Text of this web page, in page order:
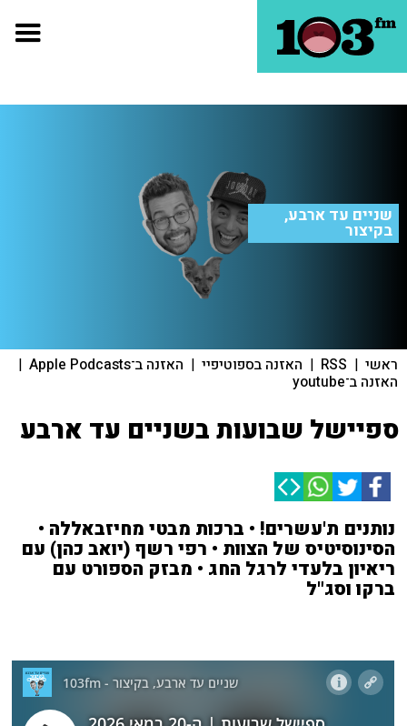
שניים עד ארבע,
בקיצור
ראשי |
RSS
| האזנה בספוטיפיי | האזנה ב־Apple Podcasts |
האזנה ב־youtube
ספיישל שבועות בשניים עד ארבע
נותנים ת'עשרים! • ברכות מבטי מחיזבאללה •
הסינוסיטיס של הצוות • רפי רשף (יואב כהן) עם
ריאיון בלעדי לרגל החג • מבזק הספורט עם
ברקו וסג"ל